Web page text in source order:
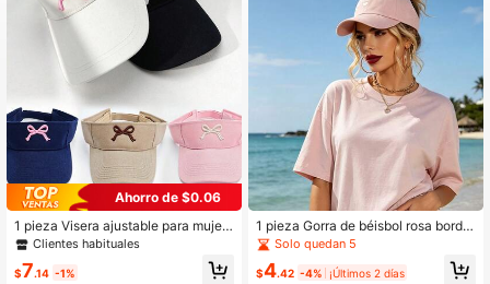
Ahorro de $0.06
1 pieza Visera ajustable para mujer
con bordado de lazo y cierre de gan
ntín
Clientes habituales
$7.14 -1%
1 pieza Gorra de béisbol rosa borda
da con coleta para mujer, gorra de b
éisbol de parte superior abierta, acc
esorio de playa para mujer, sombrer
Solo quedan 5
$4.42 -4% ¡Últimos 2 días